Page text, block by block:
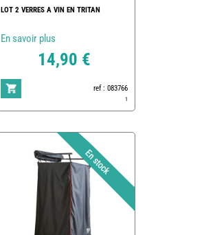
LOT 2 VERRES A VIN EN TRITAN
En savoir plus
14,90 €
ref : 083766
1